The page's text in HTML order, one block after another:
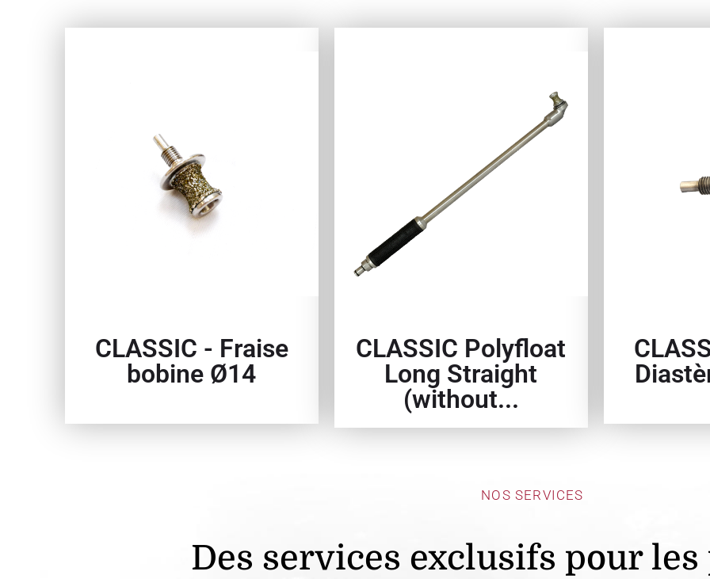
CLASSIC - Fraise
bobine Ø14
CLASSIC Polyfloat
Long Straight
(without...
NOS SERVICES
Des services exclusifs pour